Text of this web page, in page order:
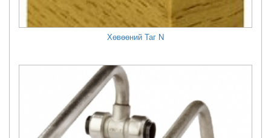
Хөвөөний Таг N